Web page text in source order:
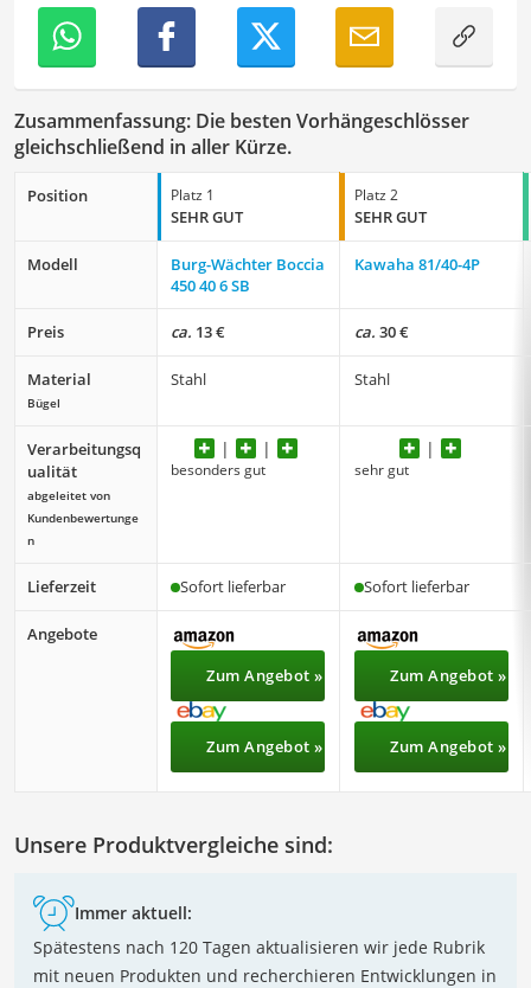
Zusammenfassung: Die besten Vorhängeschlösser
gleichschließend in aller Kürze.
Position Platz 1
SEHR GUT
Platz 2
SEHR GUT
Modell
Burg-Wächter Boccia
450 40 6 SB
Kawaha ‎81/40-4P
Preis ca. 13 € ca. 30 €
Material
Bügel
Stahl Stahl
Verarbeitungsq
ualität
abgeleitet von
Kundenbewertunge
n
besonders gut sehr gut
Lieferzeit Sofort lieferbar Sofort lieferbar
Angebote
Zum Angebot »
Zum Angebot »
Zum Angebot »
Zum Angebot »
Unsere Produktvergleiche sind:
Immer aktuell:
Spätestens nach 120 Tagen aktualisieren wir jede Rubrik
mit neuen Produkten und recherchieren Entwicklungen in